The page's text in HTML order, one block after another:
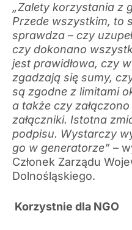
„Zalety korzystania z
Przede wszystkim, to
sprawdza – czy
czy dokonano
jest prawidłowa, czy
zgadzają się sumy,
są zgodne z limitami
a także czy
załączniki. Istotna
podpisu. Wystarczy
go w generatorze” –
Członek Zarządu
Dolnośląskiego.
Korzystnie dla NGO